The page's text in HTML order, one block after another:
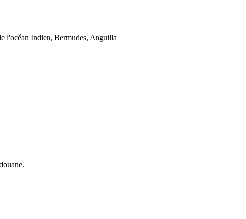
l'océan Indien, Bermudes, Anguilla